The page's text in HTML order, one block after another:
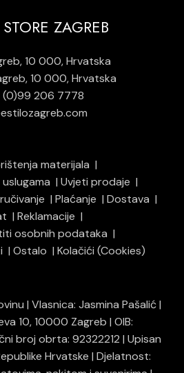
ZAGREB
10 000, Hrvatska
10 000, Hrvatska
(0)99 206 7778
materijala
Uvjeti prodaje
Plaćanje
Dostava
Reklamacije
osobnih podataka
Ostalo Kolačići (Cookies)
| Vlasnica: Jasmina Pašalić |
10, 10000 Zagreb | OIB:
broj obrta: 92322212 | Upisan
Hrvatske | Djelatnost: